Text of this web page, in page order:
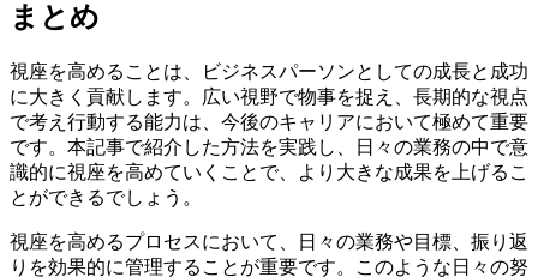
まとめ
視座を高めることは、ビジネスパーソンとしての成長と成功
に大きく貢献します。広い視野で物事を捉え、長期的な視点
で考え行動する能力は、今後のキャリアにおいて極めて重要
です。本記事で紹介した方法を実践し、日々の業務の中で意
識的に視座を高めていくことで、より大きな成果を上げるこ
とができるでしょう。
視座を高めるプロセスにおいて、日々の業務や目標、振り返
りを効果的に管理することが重要です。このような日々の努